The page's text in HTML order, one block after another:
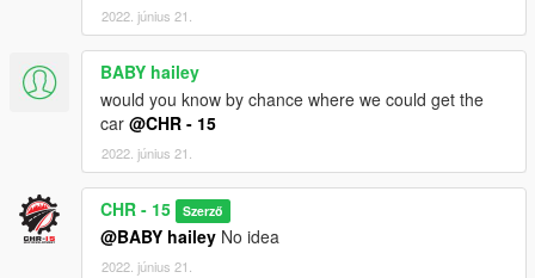
2022. június 21.
BABY hailey
would you know by chance where we could get the
car @CHR - 15
2022. június 21.
CHR - 15 Szerző
@BABY hailey No idea
2022. június 21.